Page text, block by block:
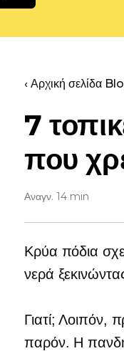
‹ Αρχική σελίδα
7
που
Αναγν. 14 min
Κρύα πόδια
νερά
Γιατί; Λοιπόν,
παρόν. Η